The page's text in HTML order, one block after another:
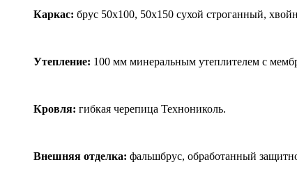
Каркас: брус 50х100, 50x150 сухой строганный,
Утепление: 100 мм минеральным утеплителем с
Кровля: гибкая черепица Технониколь.
Внешняя отделка: фальшбрус, обработанный